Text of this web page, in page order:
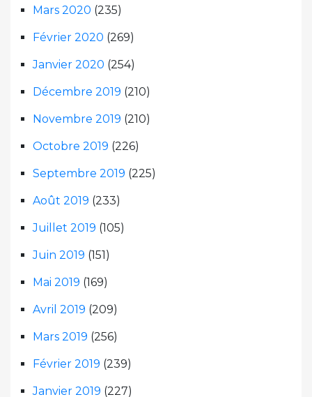
Mars 2020 (235)
Février 2020 (269)
Janvier 2020 (254)
Décembre 2019 (210)
Novembre 2019 (210)
Octobre 2019 (226)
Septembre 2019 (225)
Août 2019 (233)
Juillet 2019 (105)
Juin 2019 (151)
Mai 2019 (169)
Avril 2019 (209)
Mars 2019 (256)
Février 2019 (239)
Janvier 2019 (227)